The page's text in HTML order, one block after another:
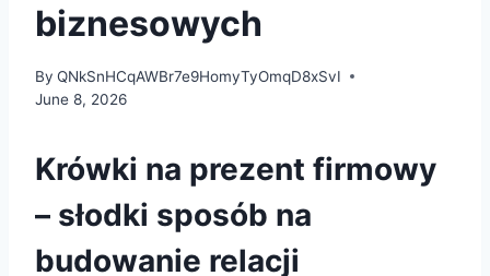
biznesowych
By QNkSnHCqAWBr7e9HomyTyOmqD8xSvI
June 8, 2026
Krówki na prezent firmowy
– słodki sposób na
budowanie relacji